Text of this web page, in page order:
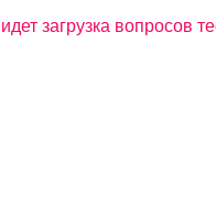
идет загрузка вопросов